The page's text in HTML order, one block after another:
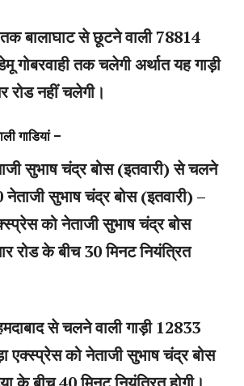
बालाघाट से छूटने वाली 78814
गोबरवाही तक चलेगी अर्थात यह गाड़ी
रोड नहीं चलेगी।
गाडियां –
सुभाष चंद्र बोस (इतवारी) से चलने
नेताजी सुभाष चंद्र बोस (इतवारी) –
को नेताजी सुभाष चंद्र बोस
रोड के बीच 30 मिनट नियंत्रित
से चलने वाली गाड़ी 12833
एक्स्प्रेस को नेताजी सुभाष चंद्र बोस